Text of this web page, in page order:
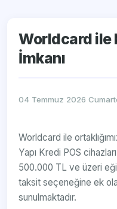
Worldcard ile
İmkanı
04 Temmuz 2026
Worldcard ile
Yapı Kredi POS
500.000 TL ve üzeri
taksit seçeneğine ek
sunulmaktadır.